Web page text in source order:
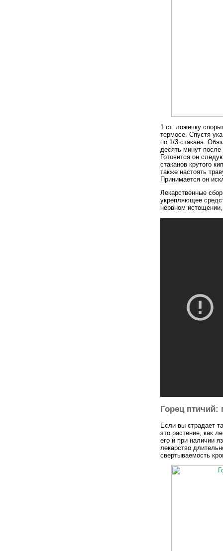
1 ст. ложечку
термосе. Спустя
по 1/3 стакана.
десять минут
Готовится он
стаканов крутого
также настоять
Принимается он
Лекарственные
укрепляющее
нервном истощении,
Горец птичий:
Если вы страдает
это растение, как
его и при наличии
лекарство
свертываемость